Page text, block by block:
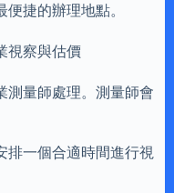
捷的辦理地點。
視察與估價
測量師處理。測量師會
排一個合適時間進行視